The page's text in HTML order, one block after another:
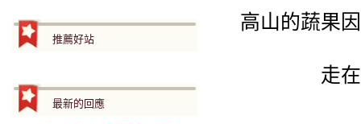
推薦好站
最新的回應
高山的蔬果
走